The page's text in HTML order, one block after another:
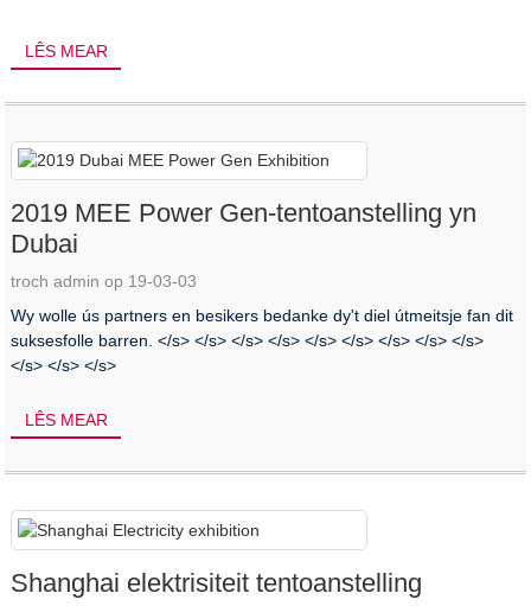
LÊS MEAR
2019 MEE Power Gen-tentoanstelling yn
Dubai
troch admin op 19-03-03
Wy wolle ús partners en besikers bedanke dy't diel útmeitsje fan dit
suksesfolle barren. </s> </s> </s> </s> </s> </s> </s> </s> </s>
</s> </s> </s>
LÊS MEAR
Shanghai elektrisiteit tentoanstelling